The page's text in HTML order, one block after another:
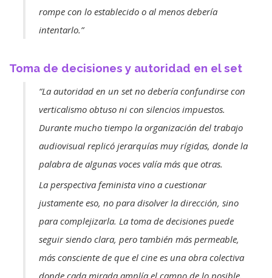
rompe con lo establecido o al menos debería
intentarlo.”
Toma de decisiones y autoridad en el set
“La autoridad en un set no debería confundirse con
verticalismo obtuso ni con silencios impuestos.
Durante mucho tiempo la organización del trabajo
audiovisual replicó jerarquías muy rígidas, donde la
palabra de algunas voces valía más que otras.
La perspectiva feminista vino a cuestionar
justamente eso, no para disolver la dirección, sino
para complejizarla. La toma de decisiones puede
seguir siendo clara, pero también más permeable,
más consciente de que el cine es una obra colectiva